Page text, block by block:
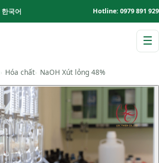
한국어 Hotline: 0979 891 929
☰
Hóa chất NaOH Xút lỏng 48%